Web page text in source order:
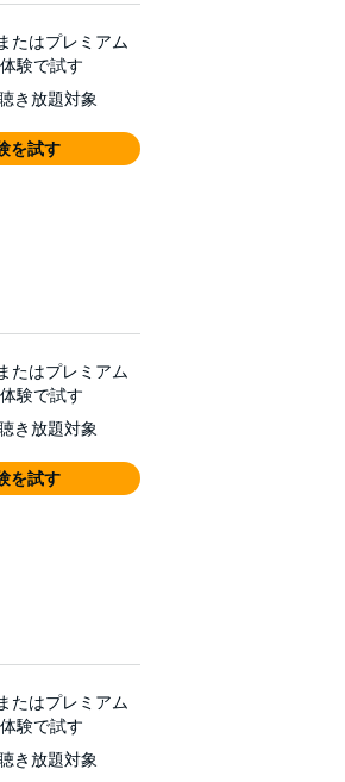
たはプレミアム
験で試す
き放題対象
を試す
たはプレミアム
験で試す
き放題対象
を試す
たはプレミアム
験で試す
き放題対象